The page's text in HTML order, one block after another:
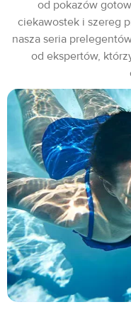
od pokazów
ciekawostek i szereg
nasza seria
od ekspertów,